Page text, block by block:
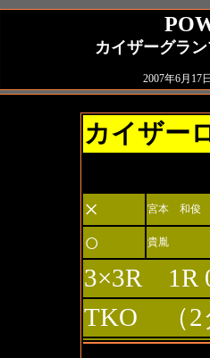
カイザーグラ
2007年6月
カイザー
×
宮本 和俊
○ 貴胤
3×3R 1R
TKO （2